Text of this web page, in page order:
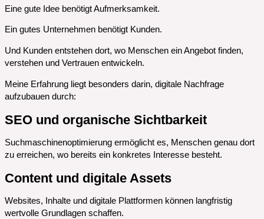
Eine gute Idee benötigt Aufmerksamkeit.
Ein gutes Unternehmen benötigt Kunden.
Und Kunden entstehen dort, wo Menschen ein Angebot finden,
verstehen und Vertrauen entwickeln.
Meine Erfahrung liegt besonders darin, digitale Nachfrage
aufzubauen durch:
SEO und organische Sichtbarkeit
Suchmaschinenoptimierung ermöglicht es, Menschen genau dort
zu erreichen, wo bereits ein konkretes Interesse besteht.
Content und digitale Assets
Websites, Inhalte und digitale Plattformen können langfristig
wertvolle Grundlagen schaffen.